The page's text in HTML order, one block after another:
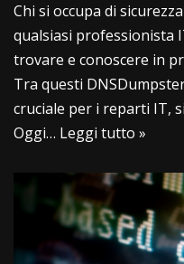
Chi si occupa di
qualsiasi professionista
trovare e conoscere in
Tra questi
cruciale per i reparti IT,
Oggi… Leggi tutto »